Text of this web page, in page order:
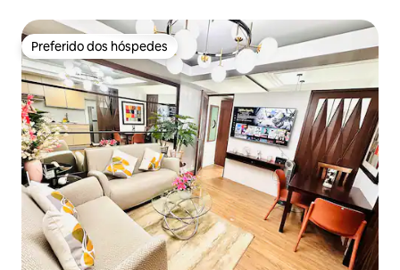
Preferido dos hóspedes
Preferido dos hóspedes